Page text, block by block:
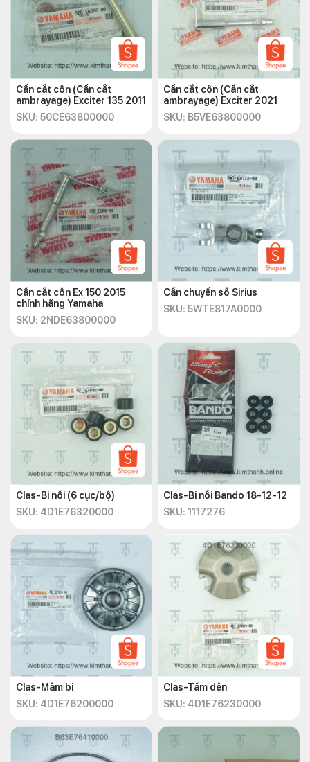
Cần cắt côn (Cần cắt
ambrayage) Exciter 135 2011
SKU: 50CE63800000
Cần cắt côn (Cần cắt
ambrayage) Exciter 2021
SKU: B5VE63800000
Cần cắt côn Ex 150 2015
chính hãng Yamaha
SKU: 2NDE63800000
Cần chuyển số Sirius
SKU: 5WTE817A0000
Clas-Bi nồi (6 cục/bộ)
SKU: 4D1E76320000
Clas-Bi nồi Bando 18-12-12
SKU: 1117276
Clas-Mâm bi
SKU: 4D1E76200000
Clas-Tấm dên
SKU: 4D1E76230000